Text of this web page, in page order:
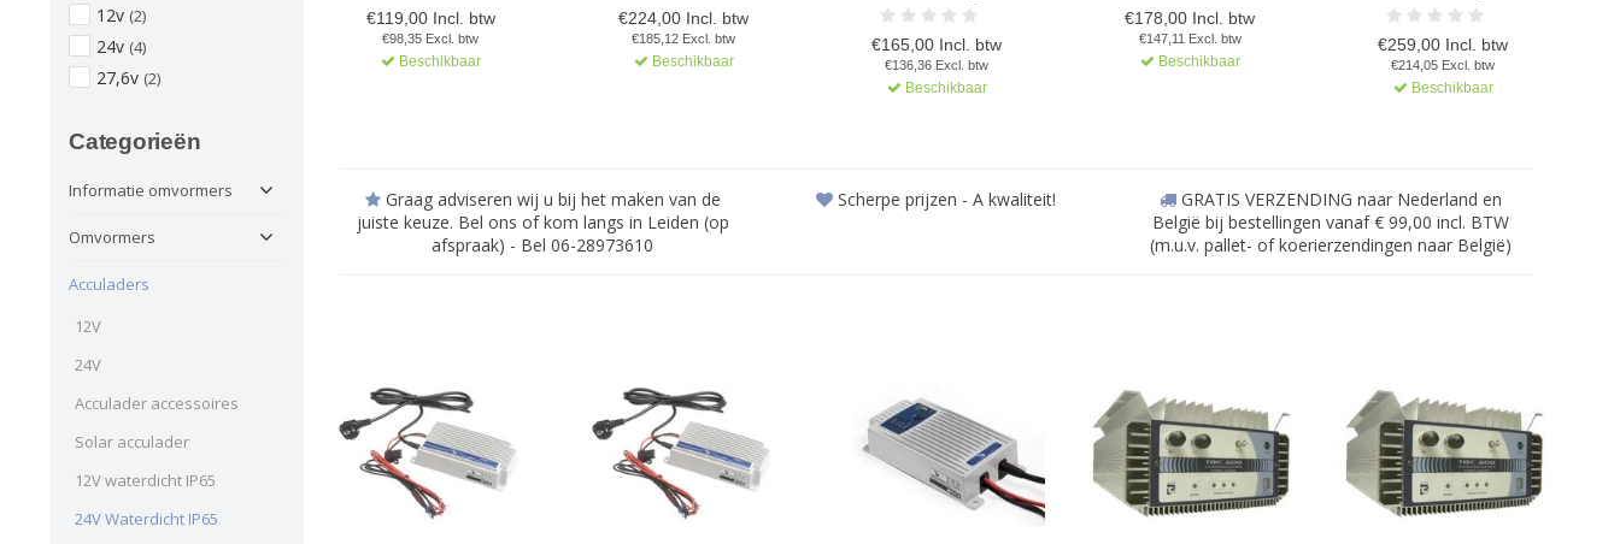
12v (2)
24v (4)
27,6v (2)
Categorieën
Informatie omvormers
Omvormers
Acculaders
12V
24V
Acculader accessoires
Solar acculader
12V waterdicht IP65
24V Waterdicht IP65
€119,00 Incl. btw
€98,35 Excl. btw
Beschikbaar
€224,00 Incl. btw
€185,12 Excl. btw
Beschikbaar
€165,00 Incl. btw
€136,36 Excl. btw
Beschikbaar
€178,00 Incl. btw
€147,11 Excl. btw
Beschikbaar
€259,00 Incl. btw
€214,05 Excl. btw
Beschikbaar
Graag adviseren wij u bij het maken van de
juiste keuze. Bel ons of kom langs in Leiden (op
afspraak) - Bel 06-28973610
Scherpe prijzen - A kwaliteit!
GRATIS VERZENDING naar Nederland en
België bij bestellingen vanaf € 99,00 incl. BTW
(m.u.v. pallet- of koerierzendingen naar België)